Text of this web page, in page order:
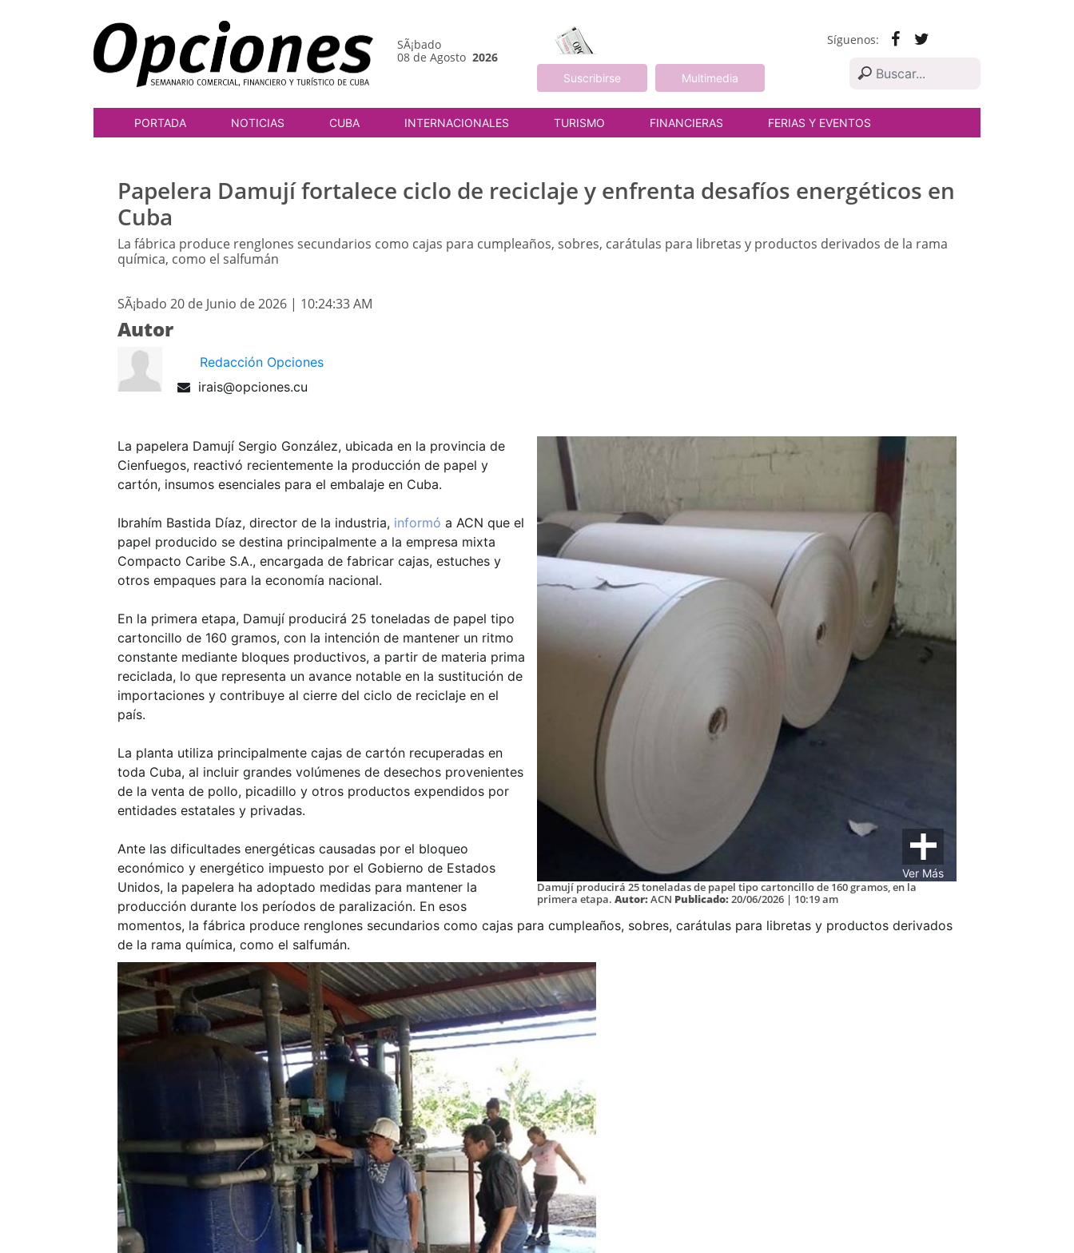
SÃ¡bado
08 de Agosto 2026
Suscribirse Multimedia
Síguenos:
PORTADA NOTICIAS CUBA INTERNACIONALES TURISMO FINANCIERAS FERIAS Y EVENTOS
Papelera Damují fortalece ciclo de reciclaje y enfrenta desafíos energéticos en
Cuba
La fábrica produce renglones secundarios como cajas para cumpleaños, sobres, carátulas para libretas y productos derivados de la rama
química, como el salfumán
SÃ¡bado 20 de Junio de 2026 | 10:24:33 AM
Autor
Redacción Opciones
irais@opciones.cu
Ver Más
Damují producirá 25 toneladas de papel tipo cartoncillo de 160 gramos, en la
primera etapa. Autor: ACN Publicado: 20/06/2026 | 10:19 am
La papelera Damují Sergio González, ubicada en la provincia de
Cienfuegos, reactivó recientemente la producción de papel y
cartón, insumos esenciales para el embalaje en Cuba.
Ibrahím Bastida Díaz, director de la industria, informó a ACN que el
papel producido se destina principalmente a la empresa mixta
Compacto Caribe S.A., encargada de fabricar cajas, estuches y
otros empaques para la economía nacional.
En la primera etapa, Damují producirá 25 toneladas de papel tipo
cartoncillo de 160 gramos, con la intención de mantener un ritmo
constante mediante bloques productivos, a partir de materia prima
reciclada, lo que representa un avance notable en la sustitución de
importaciones y contribuye al cierre del ciclo de reciclaje en el
país.
La planta utiliza principalmente cajas de cartón recuperadas en
toda Cuba, al incluir grandes volúmenes de desechos provenientes
de la venta de pollo, picadillo y otros productos expendidos por
entidades estatales y privadas.
Ante las dificultades energéticas causadas por el bloqueo
económico y energético impuesto por el Gobierno de Estados
Unidos, la papelera ha adoptado medidas para mantener la
producción durante los períodos de paralización. En esos
momentos, la fábrica produce renglones secundarios como cajas para cumpleaños, sobres, carátulas para libretas y productos derivados
de la rama química, como el salfumán.